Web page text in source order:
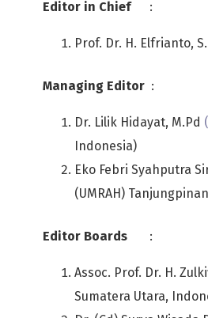
Editor in Chief :
Prof. Dr. H. Elfrianto,
Managing Editor :
Dr. Lilik Hidayat, M.Pd
Indonesia)
Eko Febri Syahputra
(UMRAH)
Editor Boards :
Assoc. Prof. Dr. H.
Sumatera Utara,